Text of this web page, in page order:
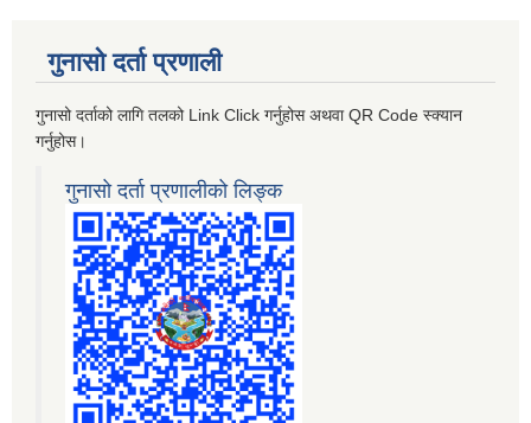
गुनासो दर्ता प्रणाली
गुनासो दर्ताको लागि तलको Link Click गर्नुहोस अथवा QR Code स्क्यान
गर्नुहोस।
गुनासो दर्ता प्रणालीको लिङ्क